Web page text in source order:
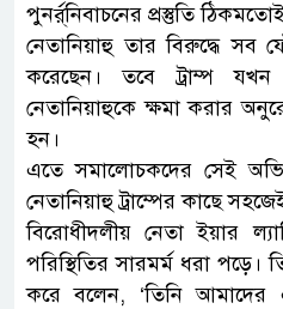
পুনর্র্নিবাচনের প্রস্তুতি
নেতানিয়াহু তার বিরুদ্ধে সব
করেছেন। তবে ট্রাম্প যখন
নেতানিয়াহুকে ক্ষমা করার
হন।
এতে সমালোচকদের সেই
নেতানিয়াহু ট্রাম্পের কাছে
বিরোধীদলীয় নেতা ইয়ার
পরিস্থিতির সারমর্ম ধরা পড়ে।
করে বলেন, ‘তিনি আমাদের